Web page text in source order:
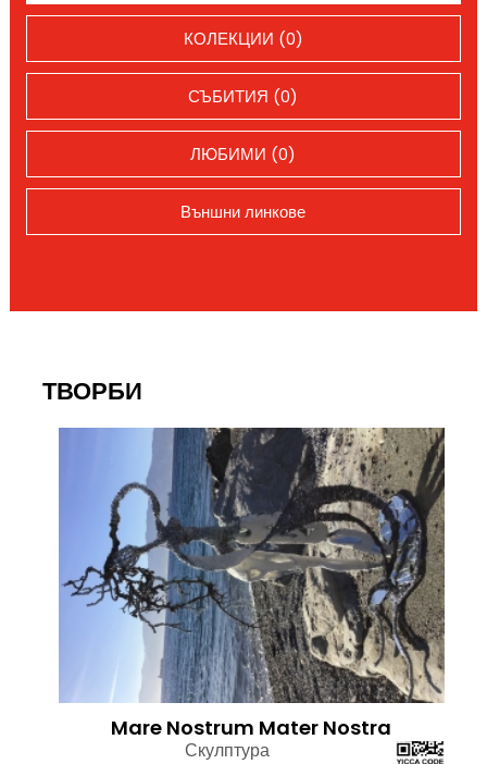
КОЛЕКЦИИ (0)
СЪБИТИЯ (0)
ЛЮБИМИ (0)
Външни линкове
ТВОРБИ
Mare Nostrum Mater Nostra
Скулптура